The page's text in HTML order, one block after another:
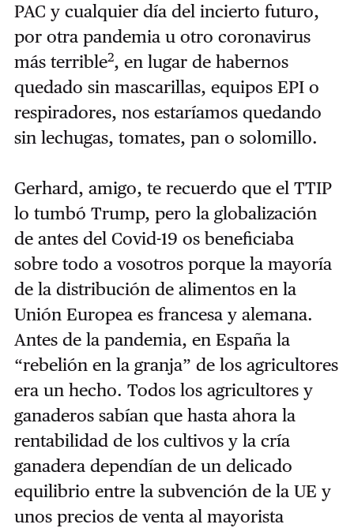
PAC y cualquier día del incierto futuro,
por otra pandemia u otro coronavirus
más terrible2, en lugar de habernos
quedado sin mascarillas, equipos EPI o
respiradores, nos estaríamos quedando
sin lechugas, tomates, pan o solomillo.
Gerhard, amigo, te recuerdo que el TTIP
lo tumbó Trump, pero la globalización
de antes del Covid-19 os beneficiaba
sobre todo a vosotros porque la mayoría
de la distribución de alimentos en la
Unión Europea es francesa y alemana.
Antes de la pandemia, en España la
“rebelión en la granja” de los agricultores
era un hecho. Todos los agricultores y
ganaderos sabían que hasta ahora la
rentabilidad de los cultivos y la cría
ganadera dependían de un delicado
equilibrio entre la subvención de la UE y
unos precios de venta al mayorista